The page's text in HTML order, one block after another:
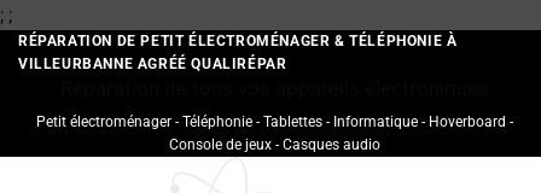
; ;Passer
au
contenu
RÉPARATION DE PETIT ÉLECTROMÉNAGER & TÉLÉPHONIE À
VILLEURBANNE AGRÉÉ QUALIRÉPAR
Petit électroménager - Téléphonie - Tablettes - Informatique - Hoverboard -
Console de jeux - Casques audio